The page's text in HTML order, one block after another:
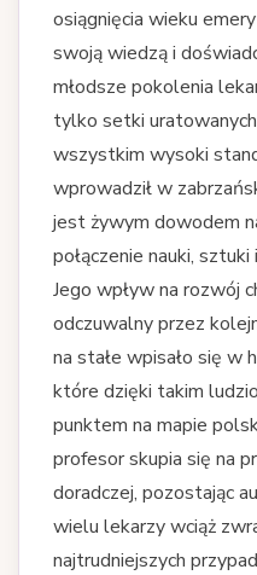
osiągnięcia wieku
swoją wiedzą i
młodsze pokolenia
tylko setki
wszystkim wysoki
wprowadził w
jest żywym dowodem
połączenie nauki,
Jego wpływ na rozwój
odczuwalny przez
na stałe wpisało się w
które dzięki takim
punktem na mapie
profesor skupia się na
doradczej, pozostając
wielu lekarzy wciąż
najtrudniejszych